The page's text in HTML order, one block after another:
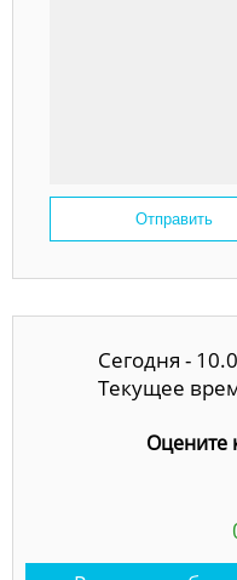
Отправить
Сегодня -
Текущее
Оцените